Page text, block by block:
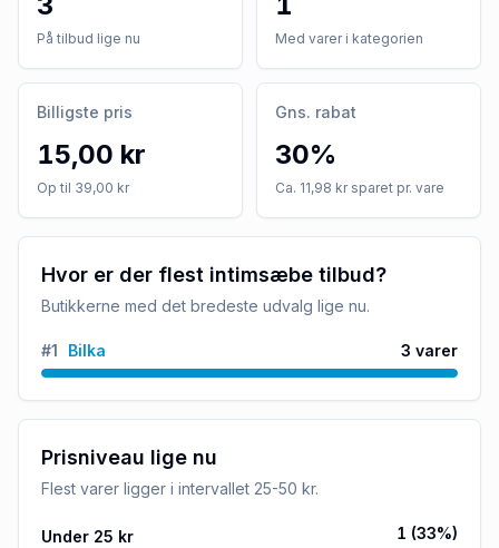
På tilbud lige nu Med varer i kategorien
Billigste pris
15,00 kr
Op til 39,00 kr
Gns. rabat
30%
Ca. 11,98 kr sparet pr. vare
Hvor er der flest intimsæbe tilbud?
Butikkerne med det bredeste udvalg lige nu.
#1 Bilka 3 varer
Prisniveau lige nu
Flest varer ligger i intervallet 25-50 kr.
Under 25 kr 1 (33%)